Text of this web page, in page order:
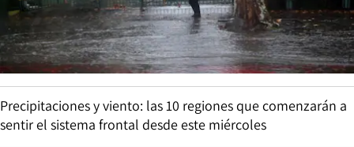
Precipitaciones y viento: las 10 regiones que comenzarán a
sentir el sistema frontal desde este miércoles